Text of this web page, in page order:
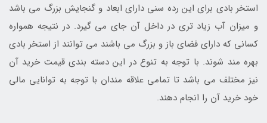
استخر بادی برای این رده سنی دارای ابعاد و گنجایش بزرگ می باشد
و میزان آب زیاد تری در داخل آن جای می گیرد. در نتیجه همواره
کسانی که دارای فضای باز و بزرگ می باشند می توانند از استخر بادی
بهره مند شوند. با توجه به تنوع در این دسته بندی قیمت خرید آن
نیز مختلف می باشد تا تمامی علاقه مندان با توجه به توانایی مالی
خود خرید آن را انجام دهند.